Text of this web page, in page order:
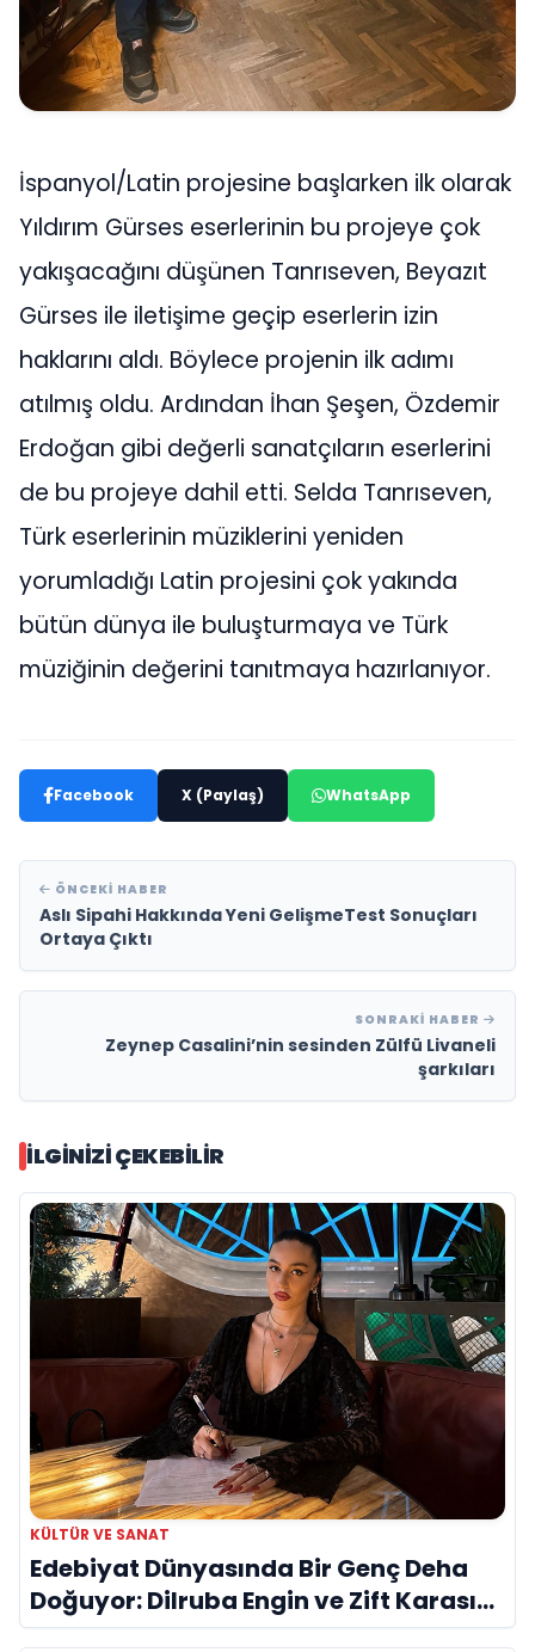
İspanyol/Latin projesine başlarken ilk olarak
Yıldırım Gürses eserlerinin bu projeye çok
yakışacağını düşünen Tanrıseven, Beyazıt
Gürses ile iletişime geçip eserlerin izin
haklarını aldı. Böylece projenin ilk adımı
atılmış oldu. Ardından İhan Şeşen, Özdemir
Erdoğan gibi değerli sanatçıların eserlerini
de bu projeye dahil etti. Selda Tanrıseven,
Türk eserlerinin müziklerini yeniden
yorumladığı Latin projesini çok yakında
bütün dünya ile buluşturmaya ve Türk
müziğinin değerini tanıtmaya hazırlanıyor.
Facebook X (Paylaş) WhatsApp
ÖNCEKI HABER
Aslı Sipahi Hakkında Yeni GelişmeTest Sonuçları
Ortaya Çıktı
SONRAKI HABER
Zeynep Casalini’nin sesinden Zülfü Livaneli
şarkıları
İLGINIZI ÇEKEBILIR
KÜLTÜR VE SANAT
Edebiyat Dünyasında Bir Genç Deha
Doğuyor: Dilruba Engin ve Zift Karası
Evreni ‘AVENOİR’